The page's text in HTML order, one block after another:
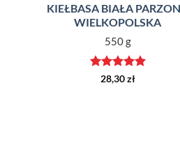
KIEŁBASA BIAŁA
WIELKOPOLSKA
550 g
Oceniono
28,30zł